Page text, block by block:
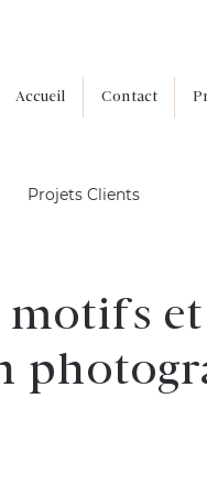
Accueil Contact
Projets Clients
motifs